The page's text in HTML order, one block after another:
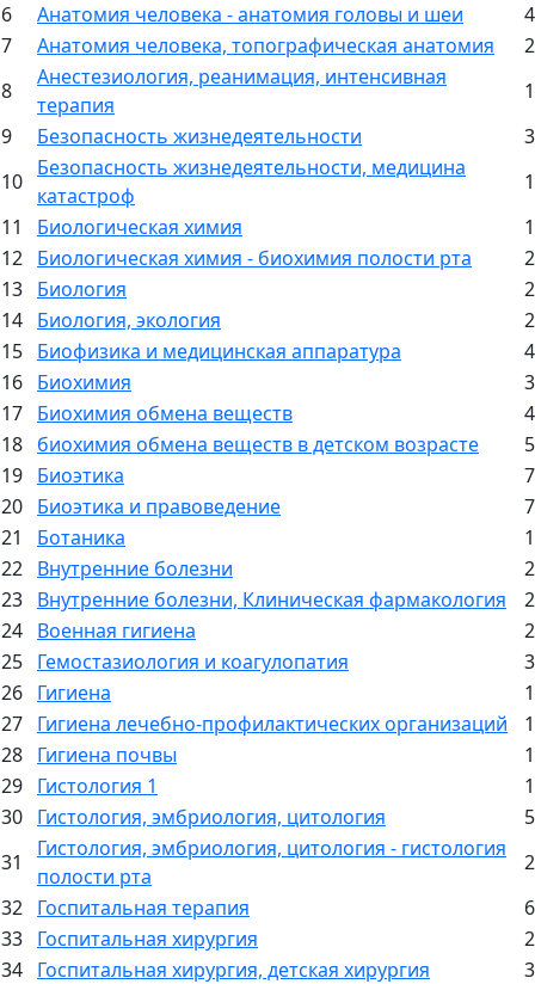
6
Анатомия человека - анатомия головы и шеи
7
Анатомия человека, топографическая анатомия
8
Анестезиология, реанимация, интенсивная
терапия
1
9
Безопасность жизнедеятельности
3
10
Безопасность жизнедеятельности, медицина
катастроф
11
Биологическая химия
12 Биологическая химия - биохимия полости рта
13 Биология
14 Биология, экология
15 Биофизика и медицинская аппаратура
16 Биохимия
17 Биохимия обмена веществ
18 биохимия обмена веществ в детском возрасте
5
19 Биоэтика
7
20 Биоэтика и правоведение
7
21
Ботаника
1
22 Внутренние болезни
2
23 Внутренние болезни, Клиническая фармакология
2
24 Военная гигиена
2
25 Гемостазиология и коагулопатия
3
26 Гигиена
27 Гигиена лечебно-профилактических организаций
1
28 Гигиена почвы
1
29 Гистология 1
30 Гистология, эмбриология, цитология
31
Гистология, эмбриология, цитология - гистология
полости рта
32 Госпитальная терапия
6
33 Госпитальная хирургия
2
34 Госпитальная хирургия, детская хирургия
3